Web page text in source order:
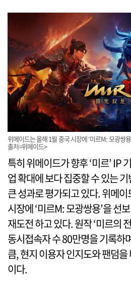
위메이드는 올해 1월 중국 시장에 ‘미르M: 모광쌍
출처=위메이드>
특히 위메이드가 향후 ‘미르’ IP
업 확대에 보다 집중할 수 있는
큰 성과로 평가되고 있다. 위메
시장에 ‘미르M: 모광쌍용’을 선
재도전 하고 있다. 원작 ‘미르의
동시접속자 수 80만명을 기록하
큼, 현지 이용자 인지도와 팬덤
이다.